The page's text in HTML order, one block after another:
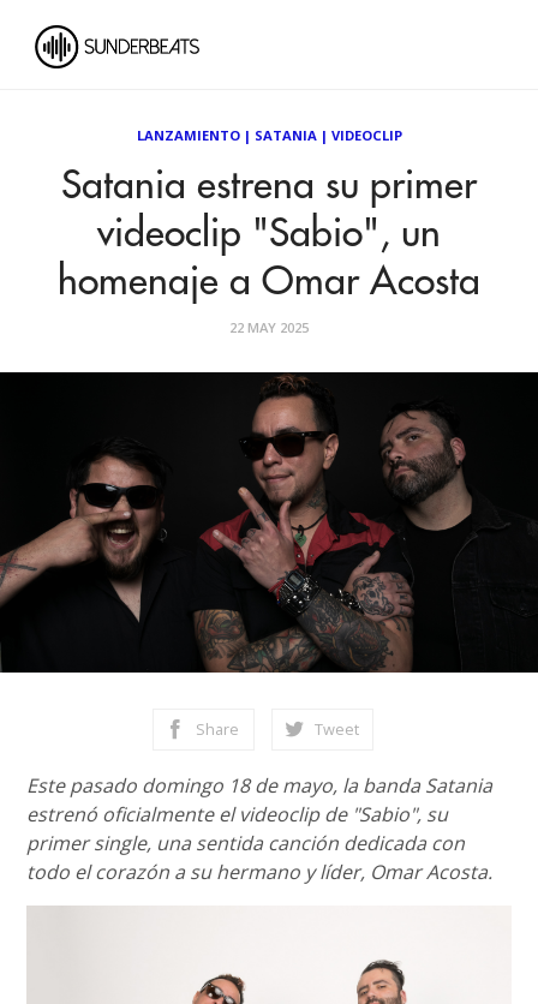
LANZAMIENTO| SATANIA| VIDEOCLIP
Satania estrena su primer
videoclip "Sabio", un
homenaje a Omar Acosta
22 MAY 2025
Share Tweet
Este pasado domingo 18 de mayo, la banda Satania
estrenó oficialmente el videoclip de "Sabio", su
primer single, una sentida canción dedicada con
todo el corazón a su hermano y líder, Omar Acosta.